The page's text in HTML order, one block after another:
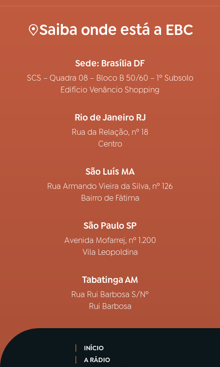
Saiba onde está a EBC
Sede: Brasília DF
SCS – Quadra 08 – Bloco B 50/60 – 1º Subsolo
Edifício Venâncio Shopping
Rio de Janeiro RJ
Rua da Relação, nº 18
Centro
São Luís MA
Rua Armando Vieira da Silva, nº 126
Bairro de Fátima
São Paulo SP
Avenida Mofarrej, nº 1.200
Vila Leopoldina
Tabatinga AM
Rua Rui Barbosa S/Nº
Rui Barbosa
INÍCIO
A RÁDIO